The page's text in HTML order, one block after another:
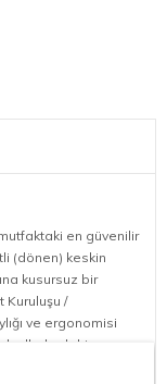
en güvenilir
(dönen) keskin
kusursuz bir
Kuruluşu /
ve ergonomisi
ellerle dahi
yormaz ve güvenli